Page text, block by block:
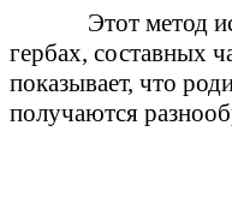
Этот метод
гербах, составных
показывает, что
получаются